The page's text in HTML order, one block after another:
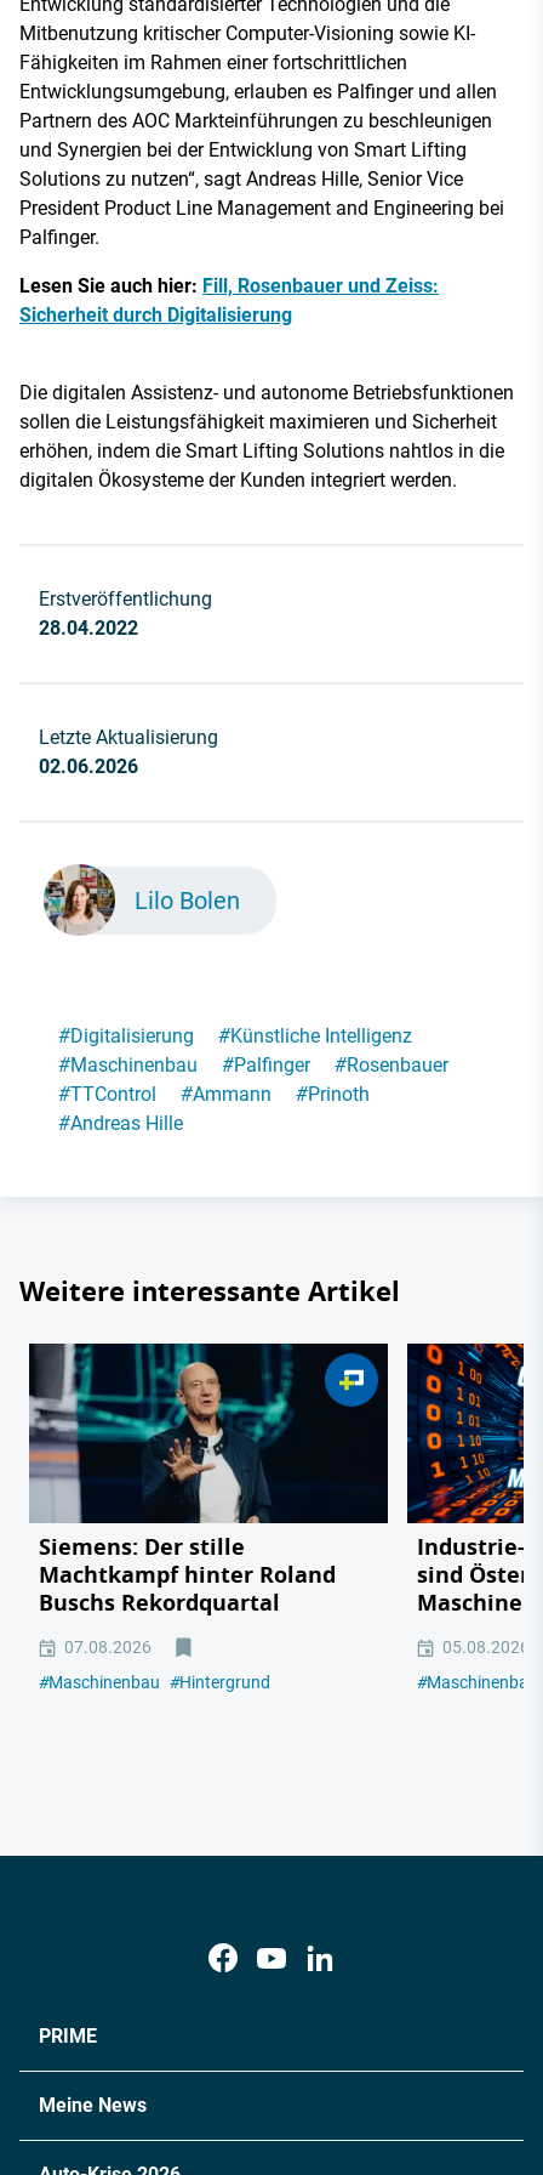
Mitbenutzung kritischer Computer-Visioning sowie KI-
Fähigkeiten im Rahmen einer fortschrittlichen
Entwicklungsumgebung, erlauben es Palfinger und allen
Partnern des AOC Markteinführungen zu beschleunigen
und Synergien bei der Entwicklung von Smart Lifting
Solutions zu nutzen“, sagt Andreas Hille, Senior Vice
President Product Line Management and Engineering bei
Palfinger.
Lesen Sie auch hier: Fill, Rosenbauer und Zeiss:
Sicherheit durch Digitalisierung
Die digitalen Assistenz- und autonome Betriebsfunktionen
sollen die Leistungsfähigkeit maximieren und Sicherheit
erhöhen, indem die Smart Lifting Solutions nahtlos in die
digitalen Ökosysteme der Kunden integriert werden.
Erstveröffentlichung
28.04.2022
Letzte Aktualisierung
02.06.2026
Lilo Bolen
#Digitalisierung #Künstliche Intelligenz
#Maschinenbau #Palfinger #Rosenbauer
#TTControl #Ammann #Prinoth
#Andreas Hille
Weitere interessante Artikel
Siemens: Der stille
Machtkampf hinter Roland
Buschs Rekordquartal
07.08.2026
#Maschinenbau #Hintergrund
Industrie-
sind
05.08.2026
#Maschinenbau
PRIME
Meine News